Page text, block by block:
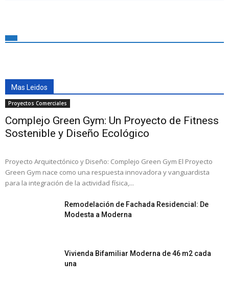
Mas Leidos
Proyectos Comerciales
Complejo Green Gym: Un Proyecto de Fitness
Sostenible y Diseño Ecológico
Proyecto Arquitectónico y Diseño: Complejo Green Gym El Proyecto
Green Gym nace como una respuesta innovadora y vanguardista
para la integración de la actividad física,...
Remodelación de Fachada Residencial: De
Modesta a Moderna
Vivienda Bifamiliar Moderna de 46 m2 cada
una